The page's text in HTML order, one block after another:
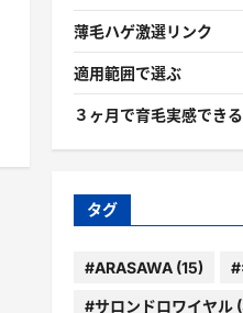
薄毛ハゲ激選リンク
適用範囲で選ぶ
３ヶ月で育毛実感でき
タグ
#ARASAWA(15) #
#サロンドロワイヤル